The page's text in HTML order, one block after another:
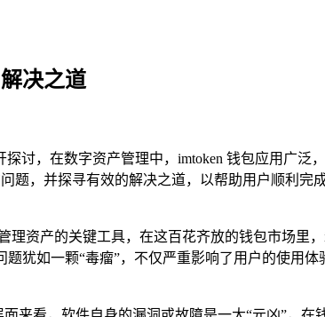
决之道
探讨，在数字资产管理中，imtoken 钱包应用广泛
题，并探寻有效的解决之道，以帮助用户顺利完
资产的关键工具，在这百花齐放的钱包市场里
题犹如一颗“毒瘤”，不仅严重影响了用户的使用